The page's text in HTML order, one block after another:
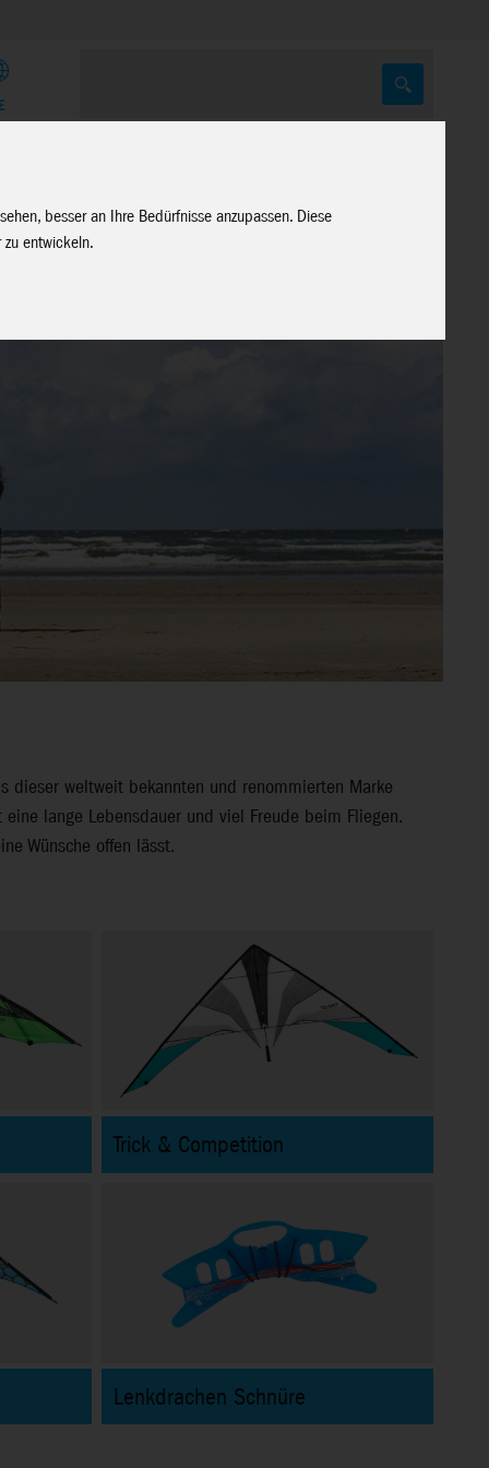
besser an Ihre Bedürfnisse anzupassen. Diese
zu entwickeln.
dieser weltweit bekannten und renommierten Marke
lange Lebensdauer und viel Freude beim Fliegen.
Wünsche offen lässt.
Trick & Competition
Lenkdrachen Schnüre